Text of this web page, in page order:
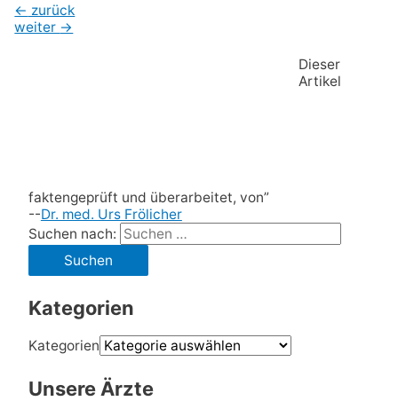
← zurück
weiter →
Dieser
Artikel
faktengeprüft und überarbeitet, von”
--Dr. med. Urs Frölicher
Suchen nach:
Kategorien
Kategorien
Unsere Ärzte